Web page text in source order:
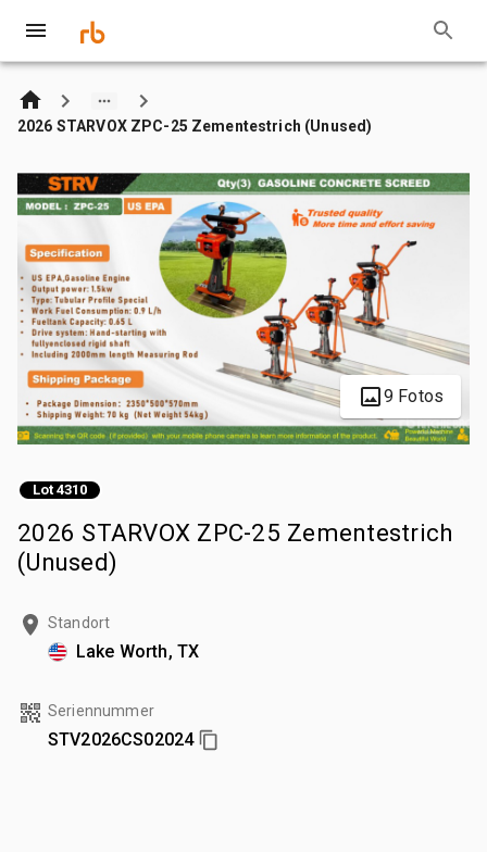
2026 STARVOX ZPC-25 Zementestrich (Unused)
9 Fotos
Lot 4310
2026 STARVOX ZPC-25 Zementestrich
(Unused)
Standort
Lake Worth, TX
Seriennummer
STV2026CS02024